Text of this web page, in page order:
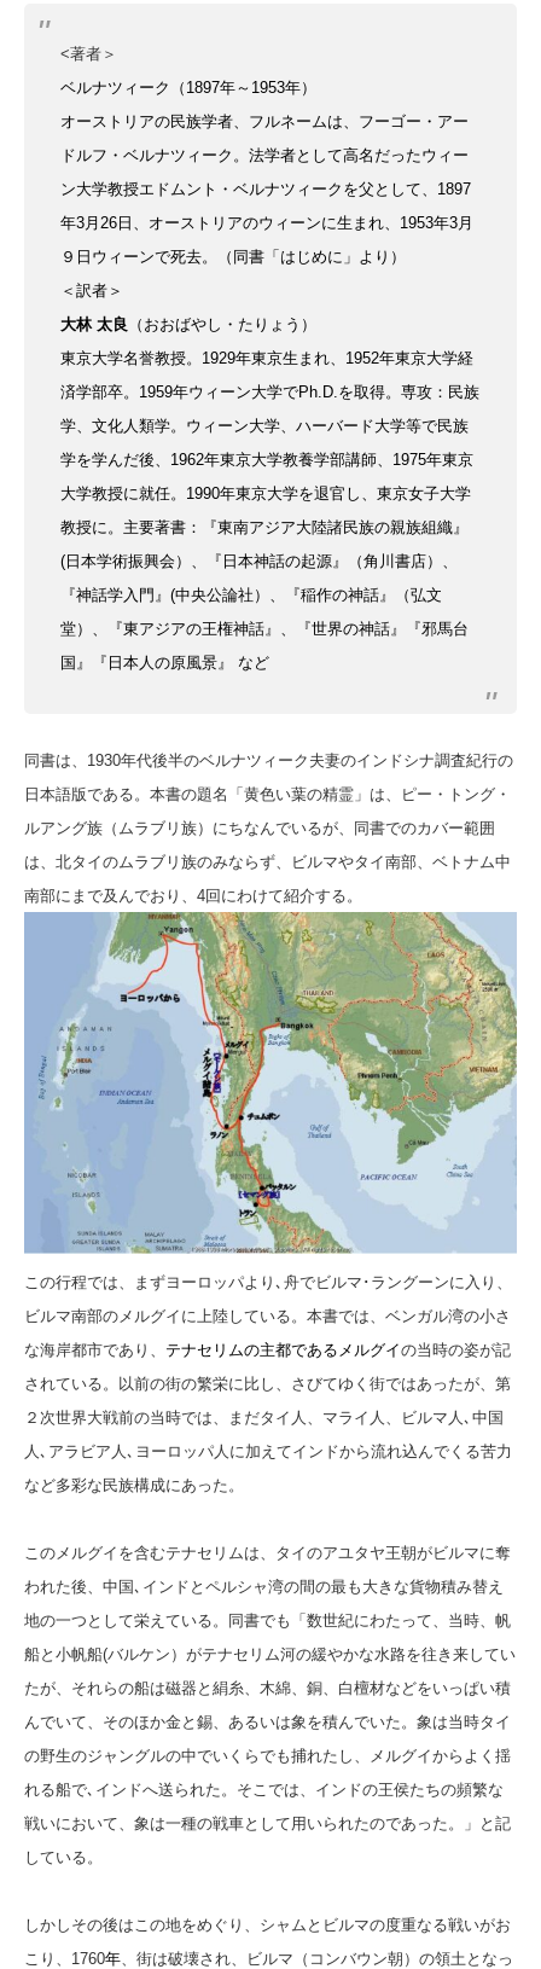
<著者＞
ベルナツィーク
（1897年～1953年）
オーストリアの民族学者、 フルネームは、フーゴー・アー
ドルフ・ベルナツィーク。 法学者として高名だったウィー
ン大学教授エドムント・ベルナツィークを父として、1897
年3月26日、オーストリアのウィーンに生まれ、1953年3月
９日ウィーンで死去。
（同書「はじめに」より）
＜訳者＞
大林 太良 （おおばやし・たりょう）
東京大学名誉教授。1929年東京生まれ、1952年東京大学経
済学部卒。1959年ウィーン大学でPh.D.を取得。 専攻：民族
学、 文化人類学。 ウィーン大学、ハーバード大学等で民族
学を学んだ後、1962年東京大学教養学部講師、1975年東京
大学教授に就任。1990年東京大学を退官し、東京女子大学
教授に。 主要著書：『東南アジア大陸諸民族の親族組織』
(日本学術振興会）、『日本神話の起源』（角川書店）、
『神話学入門』(中央公論社）、『稲作の神話』（弘文
堂）、
『東アジアの王権神話』、
『世界の神話』『邪馬台
国』『日本人の原風景』 など
同書は、1930年代後半のベルナツィーク夫妻のインドシナ調査紀行の
日本語版である。本書の題名「黄色い葉の精霊」は、ピー・トング・
ルアング族（ムラブリ族）にちなんでいるが、同書でのカバー範囲
は、北タイのムラブリ族のみならず、ビルマやタイ南部、ベトナム中
南部にまで及んでおり、4回にわけて紹介する。
この行程では、まずヨーロッパより､舟でビルマ･ラングーンに入り、
ビルマ南部のメルグイに上陸している。本書では、ベンガル湾の小さ
な海岸都市であり、 テナセリムの主都であるメルグイの当時の姿が記
されている。以前の街の繁栄に比し、 さびてゆく街ではあったが、第
２次世界大戦前の当時では、まだタイ人、マライ人、ビルマ人､中国
人､アラビア人､ヨーロッパ人に加えてインドから流れ込んでくる苦力
など多彩な民族構成にあった。
このメルグイを含むテナセリムは、タイのアユタヤ王朝がビルマに奪
われた後、中国､インドとペルシャ湾の間の最も大きな貨物積み替え
地の一つとして栄えている。同書でも「数世紀にわたって、当時、帆
船と小帆船(バルケン）がテナセリム河の緩やかな水路を往き来してい
たが、それらの船は磁器と絹糸、木綿、銅、白檀材などをいっぱい積
んでいて、そのほか金と錫、あるいは象を積んでいた。象は当時タイ
の野生のジャングルの中でいくらでも捕れたし、メルグイからよく揺
れる船で､インドへ送られた。そこでは、インドの王侯たちの頻繁な
戦いにおいて、象は一種の戦車として用いられたのであった。」と記
している。
しかしその後はこの地をめぐり、シャムとビルマの度重なる戦いがお
こり、1760年、街は破壊され、ビルマ（コンバウン朝）の領土となっ